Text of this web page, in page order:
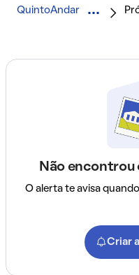
QuintoAndar
Não encontrou
O alerta te avisa
Criar